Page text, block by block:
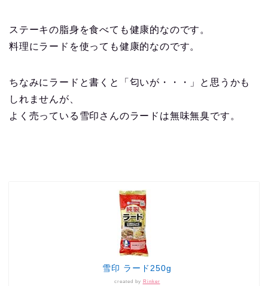
ステーキの脂身を食べても健康的なのです。
料理にラードを使っても健康的なのです。
ちなみにラードと書くと「匂いが・・・」と思うかも
しれませんが、
よく売っている雪印さんのラードは無味無臭です。
雪印 ラード250g
created by Rinker